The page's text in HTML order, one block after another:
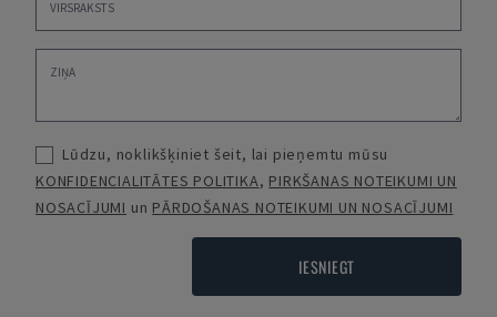
Lūdzu, noklikšķiniet šeit, lai pieņemtu mūsu
KONFIDENCIALITĀTES POLITIKA, PIRKŠANAS NOTEIKUMI UN
NOSACĪJUMI un PĀRDOŠANAS NOTEIKUMI UN NOSACĪJUMI
IESNIEGT